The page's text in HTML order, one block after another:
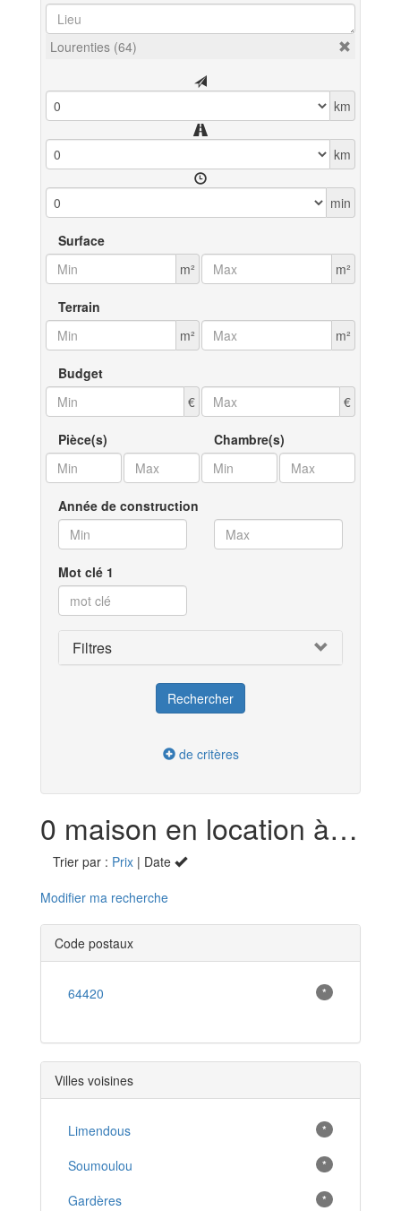
Lourenties (64)
km
km
min
Surface
m²
m²
Terrain
m²
m²
Budget
€
€
Pièce(s) Chambre(s)
Année de construction
Mot clé 1
Filtres
de critères
0 maison en location à Lourenties (64)
Trier par : Prix | Date
Modifier ma recherche
Code postaux
64420 *
Villes voisines
Limendous *
Soumoulou *
Gardères *